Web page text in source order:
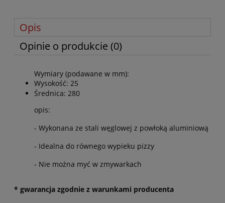
Opis
Opinie o produkcie (0)
Wymiary (podawane w mm):
Wysokość: 25
Średnica: 280
opis:
- Wykonana ze stali węglowej z powłoką aluminiową
- Idealna do równego wypieku pizzy
- Nie można myć w zmywarkach
* gwarancja zgodnie z warunkami producenta